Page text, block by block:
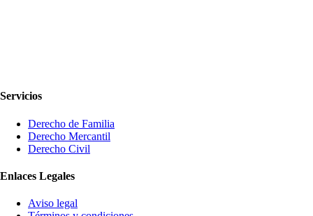
Servicios
Derecho de Familia
Derecho Mercantil
Derecho Civil
Enlaces Legales
Aviso legal